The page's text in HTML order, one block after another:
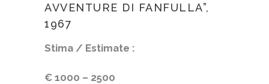
AVVENTURE DI FANFULLA”,
1967
Stima / Estimate :
€ 1000 – 2500